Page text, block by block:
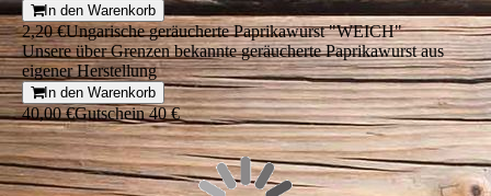
In den Warenkorb
2,20 €Ungarische geräucherte Paprikawurst "WEICH"
Unsere über Grenzen bekannte geräucherte Paprikawurst aus
eigener Herstellung
In den Warenkorb
40,00 €Gutschein 40 €
Besuchen Sie uns auf Facebook! Werden Sie ein Fan unserer
Facebook Seite und erhalten Sie besondere Vorteile.